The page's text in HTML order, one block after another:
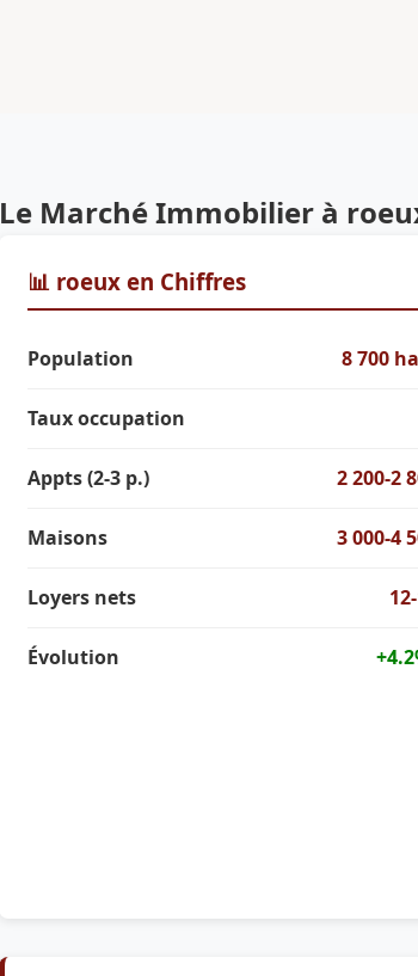
Le Marché Immobilier à
📊 roeux en Chiffres
Population 8 700
Taux occupation
Appts (2-3 p.) 2 200-2
Maisons 3 000-4
Loyers nets
Évolution